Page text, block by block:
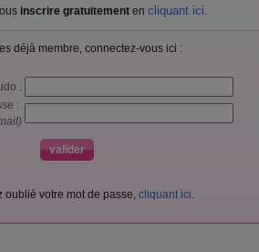
inscrire gratuitementen cliquant ici.
déjà membre, connectez-vous ici :
:
:
oublié votre mot de passe, cliquant ici.